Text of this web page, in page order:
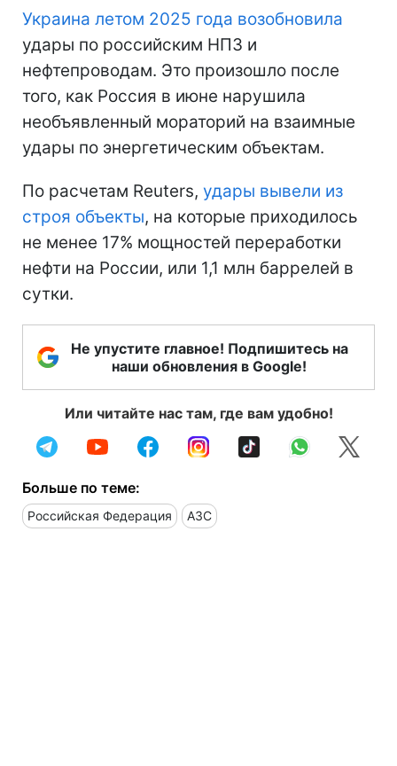
Украина летом 2025 года возобновила
удары по российским НПЗ и
нефтепроводам. Это произошло после
того, как Россия в июне нарушила
необъявленный мораторий на взаимные
удары по энергетическим объектам.
По расчетам Reuters, удары вывели из
строя объекты, на которые приходилось
не менее 17% мощностей переработки
нефти на России, или 1,1 млн баррелей в
сутки.
Не упустите главное! Подпишитесь на
наши обновления в Google!
Или читайте нас там, где вам удобно!
Больше по теме:
Российская Федерация АЗС